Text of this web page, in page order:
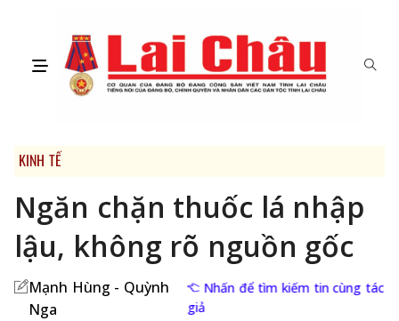
KINH TẾ
Ngăn chặn thuốc lá nhập
lậu, không rõ nguồn gốc
Mạnh Hùng - Quỳnh
Nga
Nhấn để tìm kiếm tin cùng tác
giả